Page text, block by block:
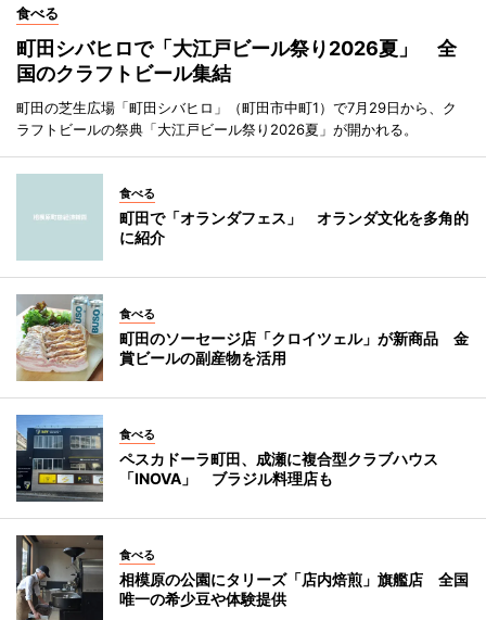
食べる
町田シバヒロで「大江戸ビール祭り2026夏」 全
国のクラフトビール集結
町田の芝生広場「町田シバヒロ」（町田市中町1）で7月29日から、ク
ラフトビールの祭典「大江戸ビール祭り2026夏」が開かれる。
食べる
町田で「オランダフェス」 オランダ文化を多角的
に紹介
食べる
町田のソーセージ店「クロイツェル」が新商品 金
賞ビールの副産物を活用
食べる
ペスカドーラ町田、成瀬に複合型クラブハウス
「INOVA」 ブラジル料理店も
食べる
相模原の公園にタリーズ「店内焙煎」旗艦店 全国
唯一の希少豆や体験提供